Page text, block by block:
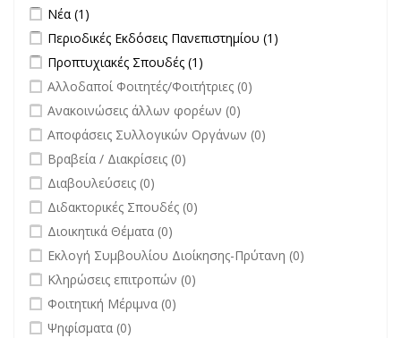
Apply Νέα filter
Νέα (1)
Apply Περιοδικές Εκδόσεις Πανεπιστημίου filter
Περιοδικές Εκδόσεις Πανεπιστημίου (1)
Apply Προπτυχιακές Σπουδές filter
Προπτυχιακές Σπουδές (1)
undefined
Αλλοδαποί Φοιτητές/Φοιτήτριες (0)
undefined
Ανακοινώσεις άλλων φορέων (0)
undefined
Αποφάσεις Συλλογικών Οργάνων (0)
undefined
Βραβεία / Διακρίσεις (0)
undefined
Διαβουλεύσεις (0)
undefined
Διδακτορικές Σπουδές (0)
undefined
Διοικητικά Θέματα (0)
undefined
Εκλογή Συμβουλίου Διοίκησης-Πρύτανη (0)
undefined
Κληρώσεις επιτροπών (0)
undefined
Φοιτητική Μέριμνα (0)
undefined
Ψηφίσματα (0)